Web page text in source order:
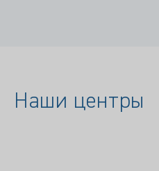
Наши центры